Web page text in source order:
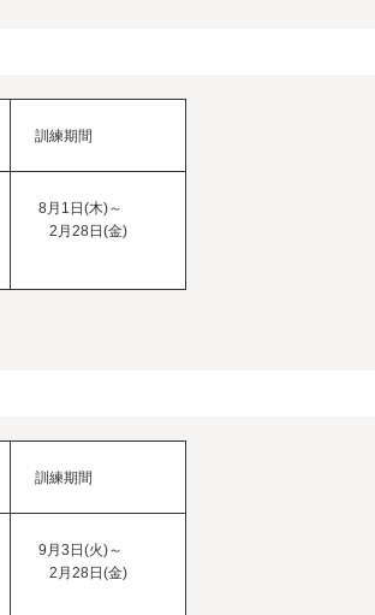
訓練期間
8月1日(木)～
2月28日(金)
訓練期間
9月3日(火)～
2月28日(金)